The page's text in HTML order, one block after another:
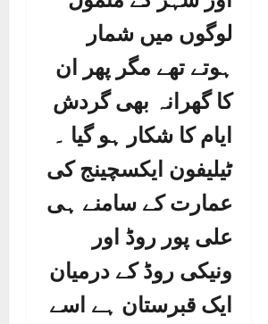
لوگوں میں شمار
ہوتے تھے مگر پھر ان
کا گھرانہ بھی گردش
ایام کا شکار ہو گیا ۔
ٹیلیفون ایکسچینج کی
عمارت کے سامنے ہی
علی پور روڈ اور
ونیکی روڈ کے درمیان
ایک قبرستان ہے اسے